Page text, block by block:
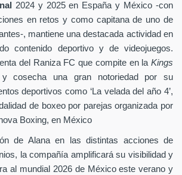
2024 y 2025 en España y México -con
en retos y como capitana de uno de
, mantiene una destacada actividad en
contenido deportivo y de videojuegos.
del Raniza FC que compite en la Kings
y cosecha una gran notoriedad por su
deportivos como ‘La velada del año 4’,
de boxeo por parejas organizada por
Boxing, en México
de Alana en las distintas acciones de
la compañía amplificará su visibilidad y
al mundial 2026 de México este verano y